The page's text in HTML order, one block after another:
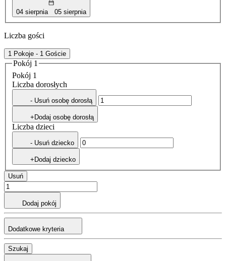
04 sierpnia 05 sierpnia
Liczba gości
1 Pokoje - 1 Goście
Pokój 1
Pokój 1
Liczba dorosłych
- Usuń osobę dorosłą
+Dodaj osobę dorosłą
Liczba dzieci
- Usuń dziecko
+Dodaj dziecko
Usuń
Dodaj pokój
Dodatkowe kryteria
Szukaj